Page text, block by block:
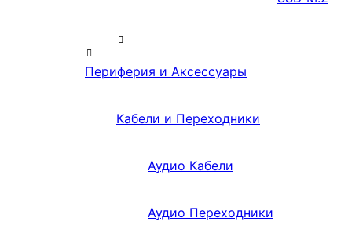
Периферия и Аксессуары
Кабели и Переходники
Аудио Кабели
Аудио Переходники